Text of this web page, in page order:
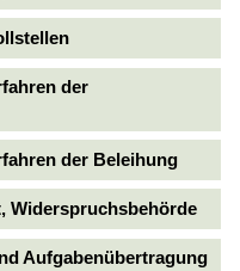
der
der Beleihung
Widerspruchsbehörde
Aufgabenübertragung